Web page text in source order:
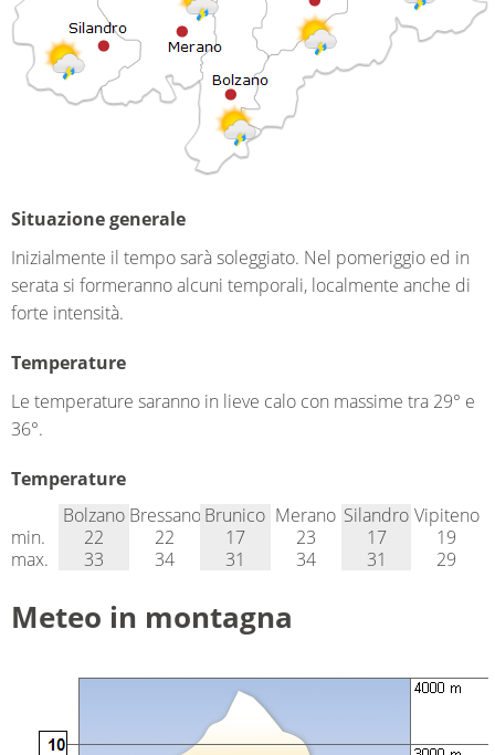
Situazione generale
Inizialmente il tempo sarà soleggiato. Nel pomeriggio ed in
serata si formeranno alcuni temporali, localmente anche di
forte intensità.
Temperature
Le temperature saranno in lieve calo con massime tra 29° e
36°.
Temperature
min.
max.
Bolzano
22
33
Bressanone
22
34
Brunico
17
31
Merano
23
34
Silandro
17
31
Vipiteno
19
29
Meteo in montagna